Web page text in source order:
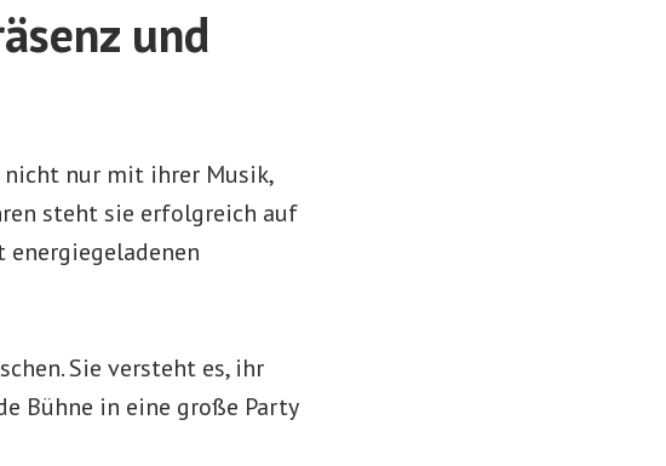
und
nicht nur mit ihrer Musik,
steht sie erfolgreich auf
Sie versteht es, ihr
Bühne in eine große Party